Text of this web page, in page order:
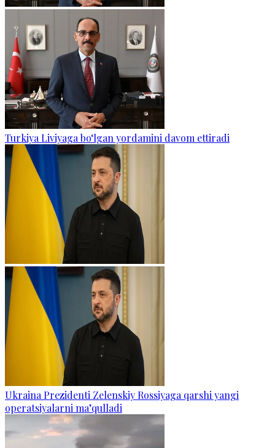
Turkiya Liviyaga bo‘lgan yordamini davom ettiradi
Ukraina Prezidenti Zelenskiy Rossiyaga qarshi yangi
operatsiyalarni ma’qulladi